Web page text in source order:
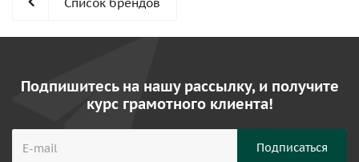
Подпишитесь на нашу рассылку, и получите
курс грамотного клиента!